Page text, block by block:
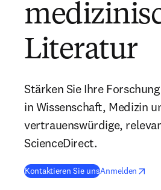
Literatur
Stärken Sie Ihre
in Wissenschaft, Medizin
vertrauenswürdige,
ScienceDirect.
Kontaktieren Sie unsAnmelden Wird
opens in new